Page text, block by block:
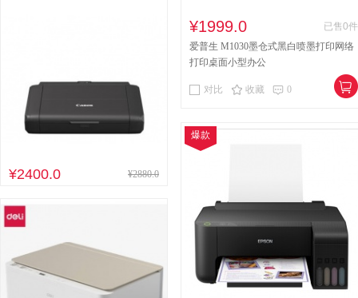
¥2400.0 ¥2880.0
¥1999.0
已售0件
爱普生 M1030墨仓式黑白喷墨打印网络
打印桌面小型办公
对比 收藏 0
爆款